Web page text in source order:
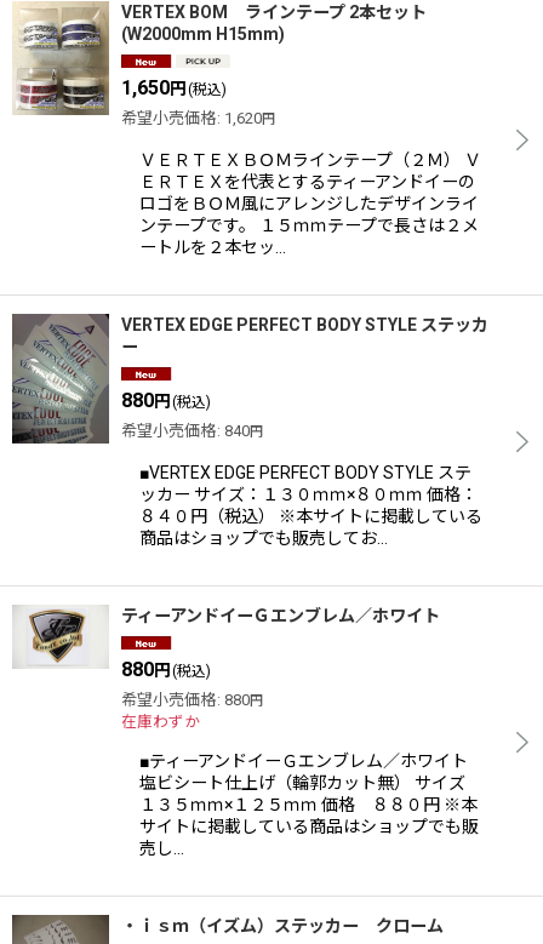
VERTEX BOM ラインテープ 2本セット
(W2000mm H15mm)
1,650円 (税込)
希望小売価格: 1,620円
ＶＥＲＴＥＸＢＯＭラインテープ（２Ｍ） Ｖ
ＥＲＴＥＸを代表とするティーアンドイーの
ロゴをＢＯＭ風にアレンジしたデザインライ
ンテープです。 １５ｍｍテープで長さは２メ
ートルを２本セッ…
VERTEX EDGE PERFECT BODY STYLE ステッカ
ー
880円 (税込)
希望小売価格: 840円
■VERTEX EDGE PERFECT BODY STYLE ステ
ッカー サイズ：１３０ｍｍ×８０ｍｍ 価格：
８４０円（税込） ※本サイトに掲載している
商品はショップでも販売してお…
ティーアンドイーＧエンブレム／ホワイト
880円 (税込)
希望小売価格: 880円
在庫わずか
■ティーアンドイーＧエンブレム／ホワイト
塩ビシート仕上げ（輪郭カット無） サイズ
１３５ｍｍ×１２５ｍｍ 価格 ８８０円 ※本
サイトに掲載している商品はショップでも販
売し…
・ｉｓｍ（イズム）ステッカー クローム